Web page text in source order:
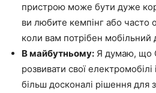
пристрою може бути дуже
ви любите кемпінг або часто
коли вам потрібен
В майбутньому: Я думаю, що
розвивати свої
більш досконалі рішення для